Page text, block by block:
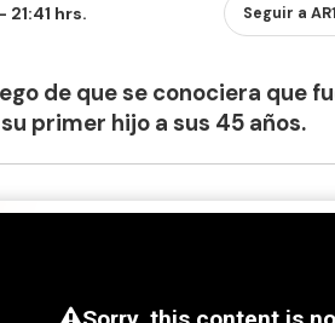
hrs. Seguir a
de que se conociera que
primer hijo a sus 45 años.